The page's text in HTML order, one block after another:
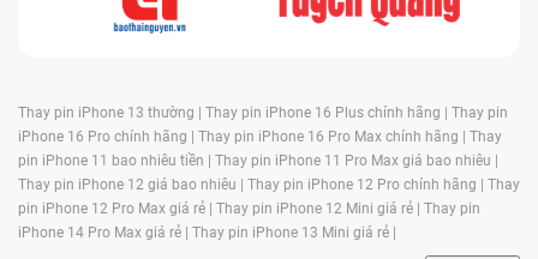
Thay pin iPhone 13 thường | Thay pin iPhone 16 Plus chính hãng | Thay pin
iPhone 16 Pro chính hãng | Thay pin iPhone 16 Pro Max chính hãng | Thay
pin iPhone 11 bao nhiêu tiền | Thay pin iPhone 11 Pro Max giá bao nhiêu |
Thay pin iPhone 12 giá bao nhiêu | Thay pin iPhone 12 Pro chính hãng | Thay
pin iPhone 12 Pro Max giá rẻ | Thay pin iPhone 12 Mini giá rẻ | Thay pin
iPhone 14 Pro Max giá rẻ | Thay pin iPhone 13 Mini giá rẻ |